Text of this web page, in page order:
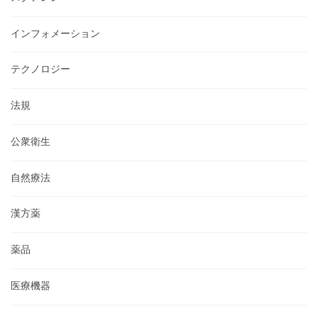
インフォメーション
テクノロジー
法規
公衆衛生
自然療法
漢方薬
薬品
医療機器